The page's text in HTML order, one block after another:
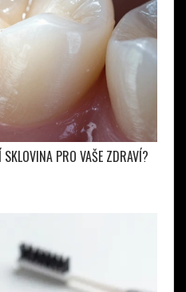
PRO VAŠE ZDRAVÍ?